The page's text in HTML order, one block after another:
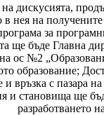
дискусията,
в нея на
за
ще бъде Главна
ос №2
образование;
и връзка с пазара
и становища ще
разработването